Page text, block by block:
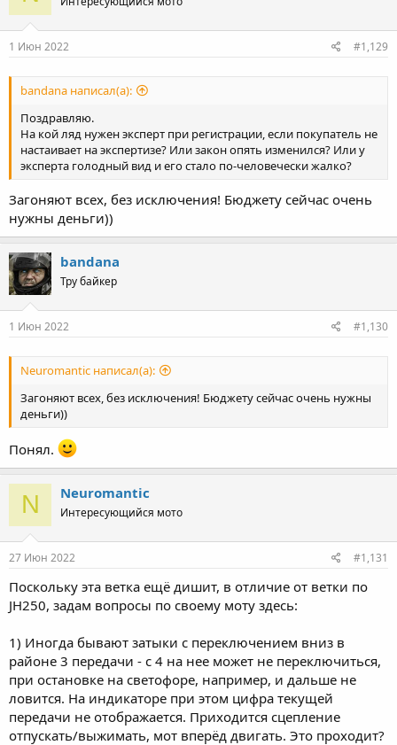
1 Июн 2022 #1,129
bandana написал(а):
Поздравляю.
На кой ляд нужен эксперт при регистрации, если покупатель не
настаивает на экспертизе? Или закон опять изменился? Или у
эксперта голодный вид и его стало по-человечески жалко?
Загоняют всех, без исключения! Бюджету сейчас очень
нужны деньги))
bandana
Тру байкер
1 Июн 2022 #1,130
Neuromantic написал(а):
Загоняют всех, без исключения! Бюджету сейчас очень нужны
деньги))
Понял.
N Neuromantic
Интересующийся мото
27 Июн 2022 #1,131
Поскольку эта ветка ещё дишит, в отличие от ветки по
JH250, задам вопросы по своему моту здесь:
1) Иногда бывают затыки с переключением вниз в
районе 3 передачи - с 4 на нее может не переключиться,
при остановке на светофоре, например, и дальше не
ловится. На индикаторе при этом цифра текущей
передачи не отображается. Приходится сцепление
отпускать/выжимать, мот вперёд двигать. Это проходит?